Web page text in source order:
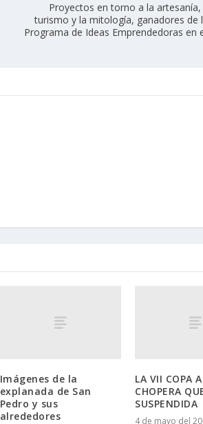
Proyectos en torno a la
turismo y la mitología, ganadores de
Programa de Ideas Emprendedoras en
Imágenes de la
explanada de San
Pedro y sus
alrededores
LA VII COPA
CHOPERA
SUSPENDIDA
4 de mayo del